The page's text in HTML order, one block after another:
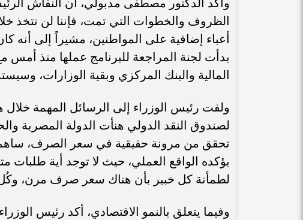
الظروف والخطوات التي تمت، فإننا لن نتخذ
أعباء إضافية على المواطنين، مشيراً إلى أنه
بدأت لجنة المراجعة للبرنامج عملها منذ أمس
المالية والبنك المركزي وبقية الوزارات،
ولفت رئيس الوزراء إلى الرسائل المهمة خلال
لصندوق النقد الدولي هنأت الدولة المصرية
تحقق من مرونة حقيقية في سعر الصرف،
يؤكده الواقع العملي، حيث لا توجد أية طلبات
لطمأنة كل خبير بأن هناك سعر صرف مرن، وكُل
وفيما يتعلق بالنمو الاقتصادي، أكد رئيس